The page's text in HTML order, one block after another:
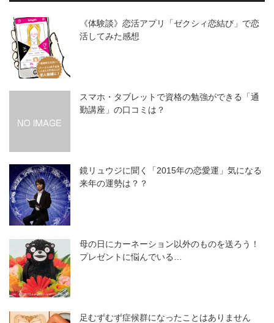
《体験談》恋活アプリ「ゼクシィ恋結び」で恋
活してみた感想
スマホ・タブレットで資格の勉強ができる「通
勤講座」の口コミは？
鏡リュウジに聞く「2015年の恋愛運」気になる
来年の運勢は？？
母の日にカーネーション以外のものを送ろう！
プレゼントに悩んでいる…
足むずむず症候群になったことはありません